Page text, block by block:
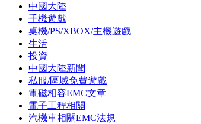
中國大陸
手機遊戲
桌機/PS/XBOX/主機遊戲
生活
投資
中國大陸新聞
私服/區域免費遊戲
電磁相容EMC文章
電子工程相關
汽機車相關EMC法規